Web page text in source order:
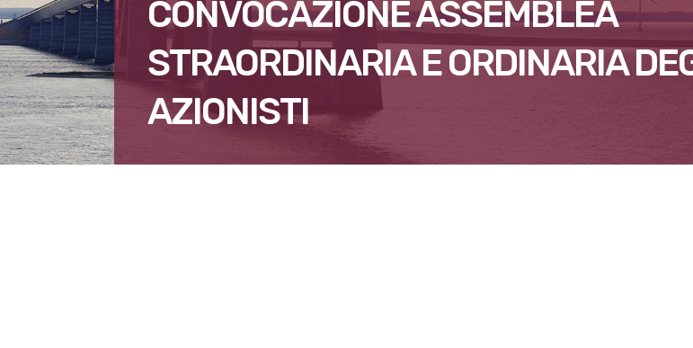
CONVOCAZIONE ASSEMBLEA
STRAORDINARIA E ORDINARIA
AZIONISTI